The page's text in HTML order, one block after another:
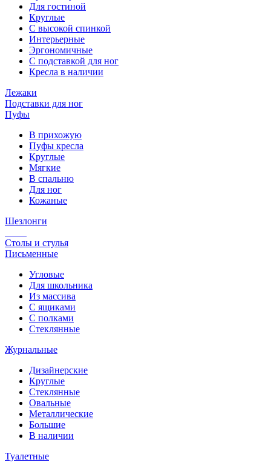
Для гостиной
Круглые
С высокой спинкой
Интерьерные
Эргономичные
С подставкой для ног
Кресла в наличии
Лежаки
Подставки для ног
Пуфы
В прихожую
Пуфы кресла
Круглые
Мягкие
В спальню
Для ног
Кожаные
Шезлонги
Столы и стулья
Письменные
Угловые
Для школьника
Из массива
С ящиками
С полками
Стеклянные
Журнальные
Дизайнерские
Круглые
Стеклянные
Овальные
Металлические
Большие
В наличии
Туалетные